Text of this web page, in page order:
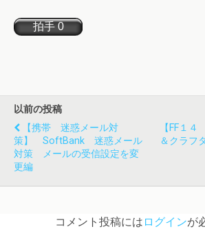
以前の投稿
【携帯 迷惑メール対
策】 SoftBank 迷惑メール
対策 メールの受信設定を変
更編
【FF１
＆クラフ
コメント投稿には ログインが